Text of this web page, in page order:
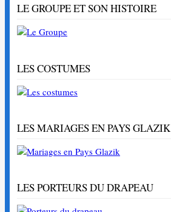
LE GROUPE ET SON HISTOIRE
LES COSTUMES
LES MARIAGES EN PAYS GLAZIK
LES PORTEURS DU DRAPEAU